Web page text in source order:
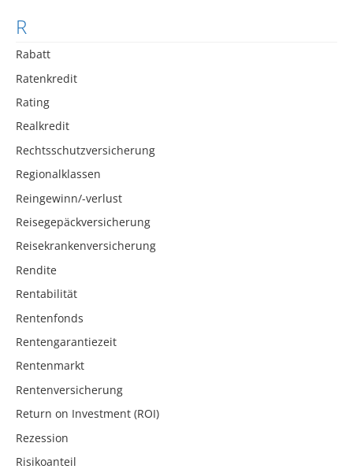
R
Rabatt
Ratenkredit
Rating
Realkredit
Rechtsschutzversicherung
Regionalklassen
Reingewinn/-verlust
Reisegepäckversicherung
Reisekrankenversicherung
Rendite
Rentabilität
Rentenfonds
Rentengarantiezeit
Rentenmarkt
Rentenversicherung
Return on Investment (ROI)
Rezession
Risikoanteil